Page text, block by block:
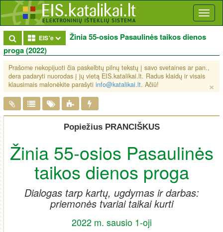
EIS'e Toggle Dropdown
Žinia 55-osios Pasaulinės taikos dienos
proga (2022)
Prašome nekopijuoti čia paskelbtų pilnų tekstų į savo svetaines ar pan.,
dera padaryti nuorodas į jų vietą EIS.katalikai.lt. Radus klaidų ir visais
klausimais malonėkite parašyti info@katalikai.lt. Ačiū! ×
Popiežius PRANCIŠKUS
Žinia 55-osios Pasaulinės
taikos dienos proga
Dialogas tarp kartų, ugdymas ir darbas:
priemonės tvariai taikai kurti
2022 m. sausio 1-oji